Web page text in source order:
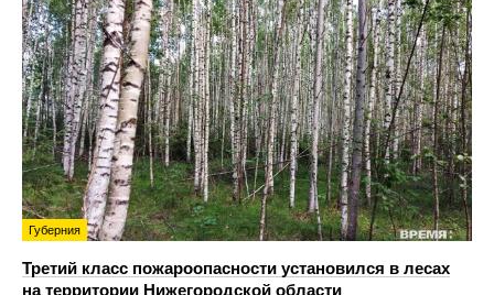
Губерния
Третий класс пожароопасности установился в лесах
на территории Нижегородской области